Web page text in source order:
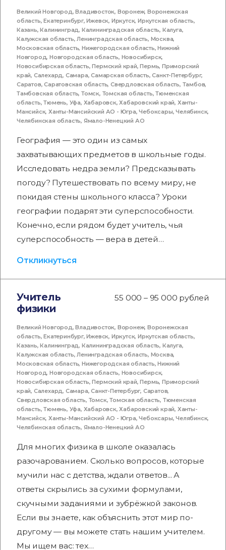
Великий Новгород,Владивосток, Воронеж,Воронежская
область,Екатеринбург,Ижевск, Иркутск,Иркутская область,
Казань,Калининград, Калининградская область, Калуга,
Калужская область,Ленинградская область, Москва,
Московская область,Нижегородская область,Нижний
Новгород,Новгородская область, Новосибирск,
Новосибирская область,Пермский край,Пермь,Приморский
край, Салехард, Самара,Самарская область,Санкт-Петербург,
Саратов,Саратовская область,Свердловская область, Тамбов,
Тамбовская область,Томск, Томская область,Тюменская
область,Тюмень, Уфа, Хабаровск,Хабаровский край, Ханты-
Мансийск,Ханты-Мансийский АО - Югра,Чебоксары,Челябинск,
Челябинская область, Ямало-Ненецкий АО
География — это один из самых
захватывающих предметов в школьные годы.
Исследовать недра земли? Предсказывать
погоду? Путешествовать по всему миру, не
покидая стены школьного класса? Уроки
географии подарят эти суперспособности.
Конечно, если рядом будет учитель, чья
суперспособность — вера в детей…
Откликнуться
Учитель
физики
55 000 – 95 000 рублей
Великий Новгород,Владивосток, Воронеж,Воронежская
область,Екатеринбург,Ижевск, Иркутск,Иркутская область,
Казань,Калининград, Калининградская область, Калуга,
Калужская область,Ленинградская область, Москва,
Московская область,Нижегородская область,Нижний
Новгород,Новгородская область, Новосибирск,
Новосибирская область,Пермский край,Пермь,Приморский
край, Салехард, Самара,Санкт-Петербург, Саратов,
Свердловская область, Томск,Томская область, Тюменская
область,Тюмень, Уфа, Хабаровск,Хабаровский край, Ханты-
Мансийск,Ханты-Мансийский АО - Югра,Чебоксары,Челябинск,
Челябинская область, Ямало-Ненецкий АО
Для многих физика в школе оказалась
разочарованием. Сколько вопросов, которые
мучили нас с детства, ждали ответов... А
ответы скрылись за сухими формулами,
скучными заданиями и зубрёжкой законов.
Если вы знаете, как объяснить этот мир по-
другому — вы можете стать нашим учителем.
Мы ищем вас: тех…